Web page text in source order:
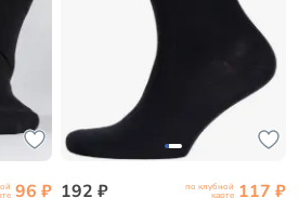
96 ₽ 192 ₽ по клубной
карте 117 ₽